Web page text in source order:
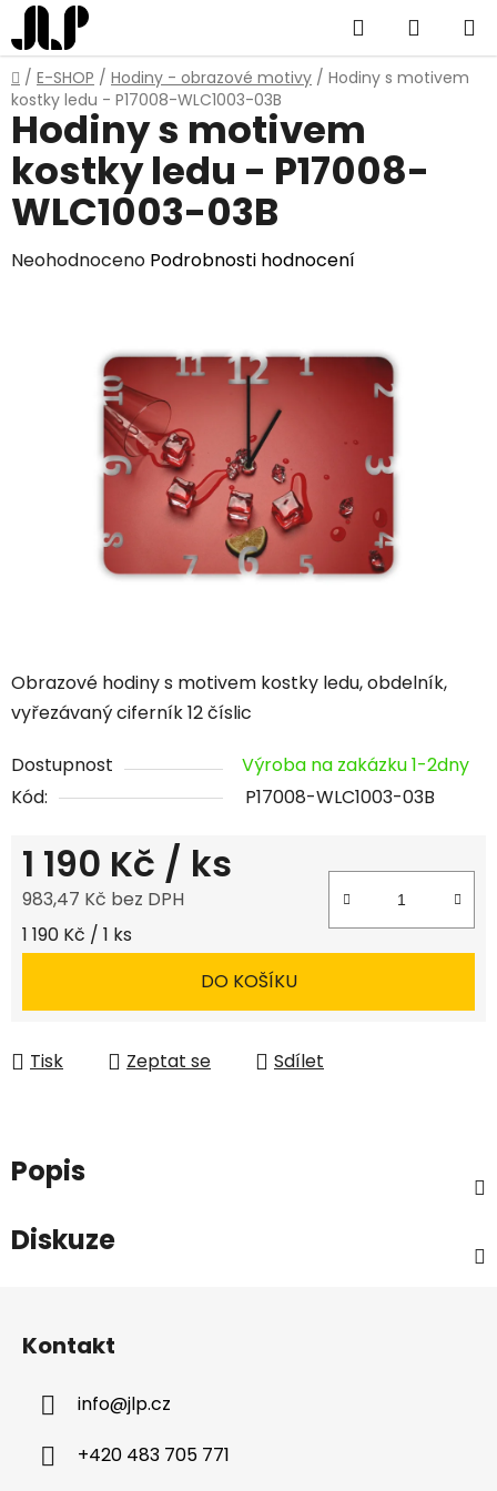
Přejít
na
obsah
Hledat
KOŠÍK
Domů
/ E-SHOP / Hodiny - obrazové motivy / Hodiny s motivem
kostky ledu - P17008-WLC1003-03B
Obrazové hodiny s motivem kostky ledu, obdelník,
vyřezávaný ciferník 12 číslic
Dostupnost
Výroba na zakázku 1-2dny
Kód:
P17008-WLC1003-03B
1 190 Kč / ks
983,47 Kč bez DPH
Měrná cena:
1 190 Kč / 1 ks
DO KOŠÍKU
Tisk Zeptat se Sdílet
Hodiny s motivem
kostky ledu - P17008-
WLC1003-03B
Průměrné
Neohodnoceno Podrobnosti hodnocení
Popis
Diskuze
Kontakt
info@jlp.cz
+420 483 705 771